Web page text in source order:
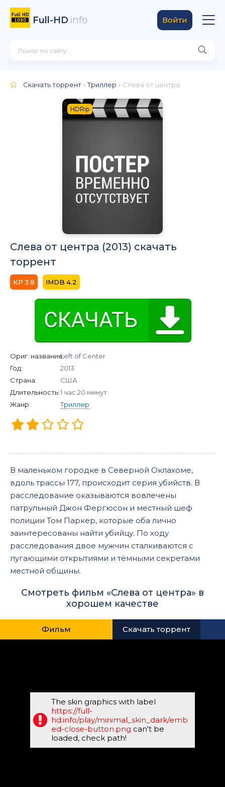
Full-HD.info Войти
Скачать торрент »Триллер » Слева от центра
HDRip
Слева от центра (2013) скачать
торрент
3.8 4.2
Ориг. название:Left of Center
Год:
2013
Страна:
США
Длительность:1 час 20 минут
Жанр:
Триллер
В маленьком городке в Северной Оклахоме,
вдоль трассы 177, происходит серия убийств. В
расследование оказываются вовлечены
патрульный Джон Фергюсон и местный шеф
полиции Том Паркер, которые оба лично
заинтересованы найти убийцу. По ходу
расследования двое мужчин сталкиваются с
пугающими открытиями и тёмными секретами
местной общины.
Смотреть фильм «Слева от центра» в
хорошем качестве
Фильм Скачать торрент
The skin graphics with label
https://full-
hd.info/play/minimal_skin_dark/emb
ed-close-button.png can't be
loaded, check path!